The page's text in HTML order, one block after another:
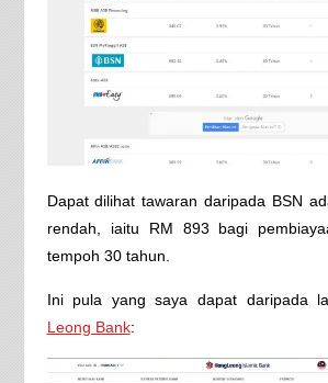
Dapat dilihat tawaran daripada BSN
rendah, iaitu RM 893 bagi
tempoh 30 tahun.
Ini pula yang saya dapat daripada
Leong Bank: